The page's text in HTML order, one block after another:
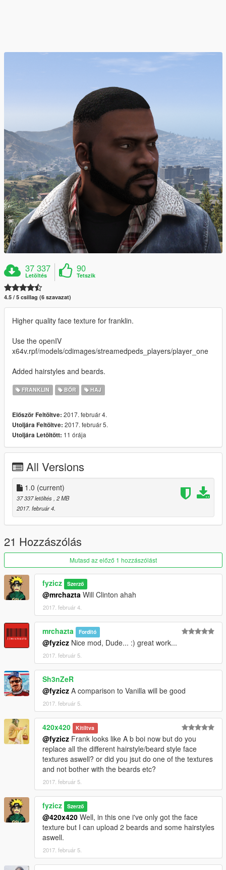
37 337
Letöltés
90
Tetszik
4.5 / 5 csillag (6 szavazat)
Higher quality face texture for franklin.
Use the openIV
x64v.rpf/models/cdimages/streamedpeds_players/player_one
Added hairstyles and beards.
FRANKLIN BŐR HAJ
Először Feltöltve: 2017. február 4.
Utoljára Feltöltve: 2017. február 5.
Utoljára Letöltött: 11 órája
All Versions
1.0 (current)
37 337 letöltés, 2 MB
2017. február 4.
21 Hozzászólás
Mutasd az előző 1 hozzászólást
fyzicz Szerző
@mrchazta Will Clinton ahah
2017. február 4.
mrchazta Fordító
@fyzicz Nice mod, Dude... :) great work...
2017. február 5.
Sh3nZeR
@fyzicz A comparison to Vanilla will be good
2017. február 5.
420x420 Kitíltva
@fyzicz Frank looks like A b boi now but do you
replace all the different hairstyle/beard style face
textures aswell? or did you jsut do one of the textures
and not bother with the beards etc?
2017. február 5.
fyzicz Szerző
@420x420 Well, in this one i've only got the face
texture but I can upload 2 beards and some hairstyles
aswell.
2017. február 5.